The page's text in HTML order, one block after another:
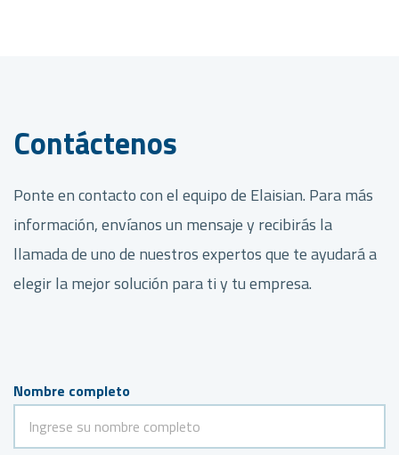
Contáctenos
Ponte en contacto con el equipo de Elaisian. Para más
información, envíanos un mensaje y recibirás la
llamada de uno de nuestros expertos que te ayudará a
elegir la mejor solución para ti y tu empresa.
Nombre completo